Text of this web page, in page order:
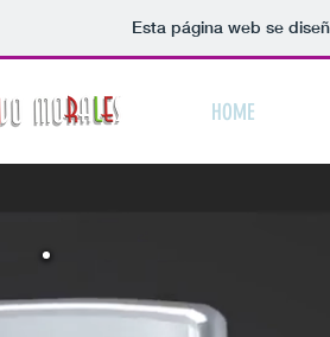
Esta página web se
HOME